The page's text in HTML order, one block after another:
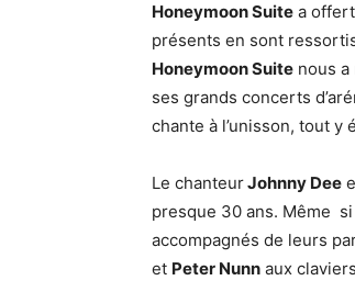
Honeymoon Suite a
présents en sont
Honeymoon Suite nous
ses grands concerts
chante à l’unisson, tout y
Le chanteurJohnny Dee
presque 30 ans. Même
accompagnés de leurs
et Peter Nunn aux